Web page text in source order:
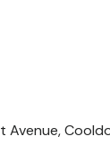
Avenue,